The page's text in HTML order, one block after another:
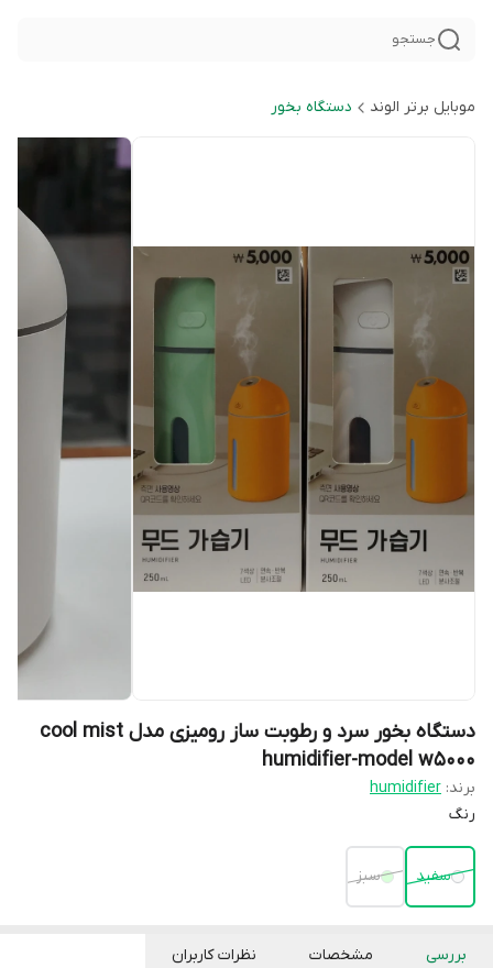
جستجو
موبایل برتر الوند دستگاه بخور
دستگاه بخور سرد و رطوبت ساز رومیزی مدل cool mist
humidifier-model w5000
برند: humidifier
رنگ
سفید سبز
بررسی مشخصات نظرات کاربران